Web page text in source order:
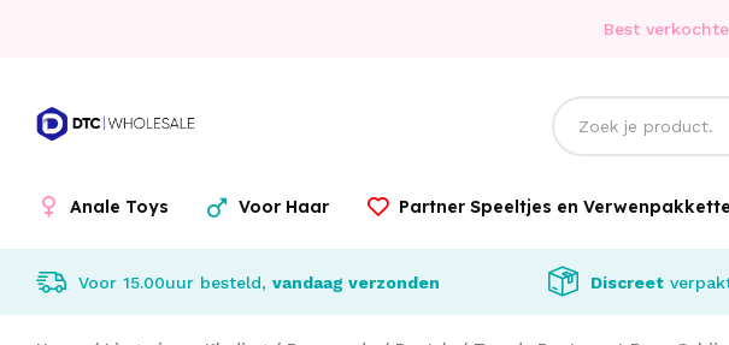
Best
Anale Toys Voor Haar Partner Speeltjes en
Voor 15.00uur besteld, vandaag verzonden Discreet